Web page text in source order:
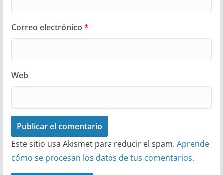
Correo electrónico *
Web
Este sitio usa Akismet para reducir el spam. Aprende
cómo se procesan los datos de tus comentarios.